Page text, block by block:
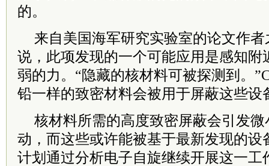
的。
来自美国海军研究实验室的论文作者
说，此项发现的一个可能应用是感知附
弱的力。“隐藏的核材料可被探测到。
铅一样的致密材料会被用于屏蔽这些设
核材料所需的高度致密屏蔽会引发
动，而这些或许能被基于最新发现的设
计划通过分析电子自旋继续开展这一工